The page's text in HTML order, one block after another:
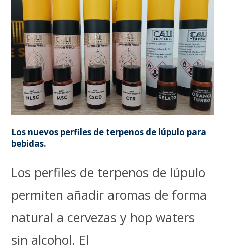
Los nuevos perfiles de terpenos de lúpulo para
bebidas.
Los perfiles de terpenos de lúpulo
permiten añadir aromas de forma
natural a cervezas y hop waters
sin alcohol. El